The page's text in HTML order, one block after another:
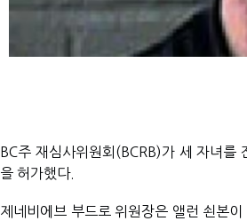
BC주 재심사위원회(BCRB)가 세 자녀
을 허가했다.
제네비에브 부드로 위원장은 앨런 쇤본